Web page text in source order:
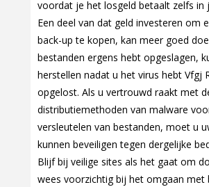
voordat je het losgeld betaalt zelfs in
Een deel van dat geld investeren om
back-up te kopen, kan meer goed
bestanden ergens hebt opgeslagen,
herstellen nadat u het virus hebt Vfgj
opgelost. Als u vertrouwd raakt met
distributiemethoden van malware
versleutelen van bestanden, moet u
kunnen beveiligen tegen dergelijke
Blijf bij veilige sites als het gaat om
wees voorzichtig bij het omgaan met